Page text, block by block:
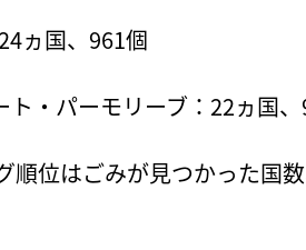
ヵ国、961個
ト・パーモリーブ：22ヵ国
順位はごみが見つかった国